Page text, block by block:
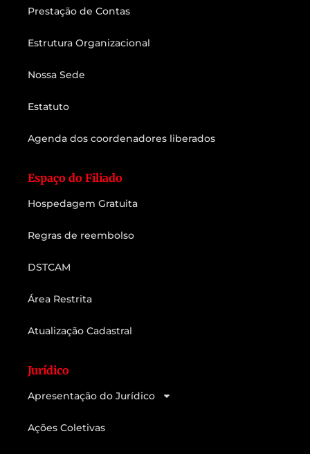
Prestação de Contas
Estrutura Organizacional
Nossa Sede
Estatuto
Agenda dos coordenadores liberados
Espaço do Filiado
Hospedagem Gratuita
Regras de reembolso
DSTCAM
Área Restrita
Atualização Cadastral
Jurídico
Apresentação do Jurídico
Ações Coletivas